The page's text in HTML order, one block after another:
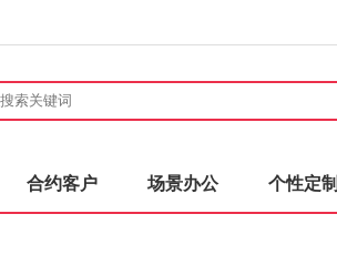
合约客户 场景办公 个性定制